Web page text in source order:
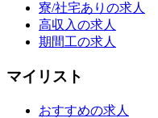
寮/社宅ありの求人
高収入の求人
期間工の求人
マイリスト
おすすめの求人